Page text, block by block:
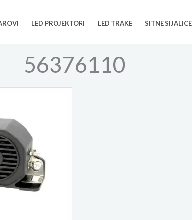
LED PROJEKTORI LED TRAKE SITNE SIJALICE
56376110